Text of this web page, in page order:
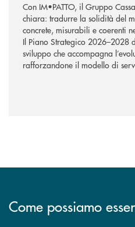
Con IM•PATTO, il Gruppo
chiara: tradurre la solidità del
concrete, misurabili e coerenti
Il Piano Strategico 2026–2028
sviluppo che accompagna
rafforzandone il modello di
Come possiamo